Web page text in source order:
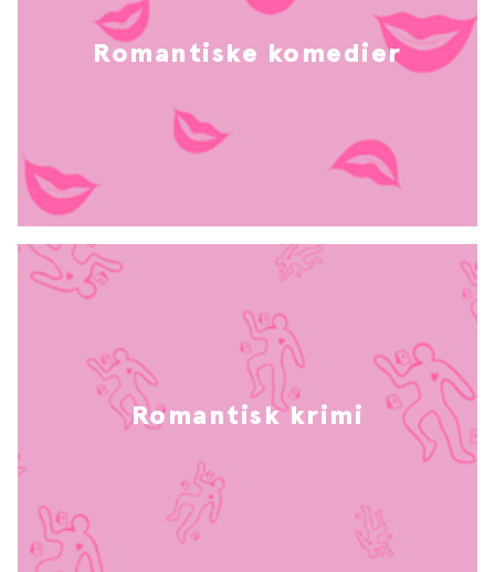
Romantiske komedier
Romantisk krimi